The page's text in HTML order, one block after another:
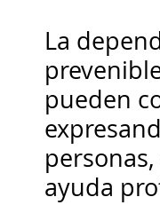
La
pueden
ayuda